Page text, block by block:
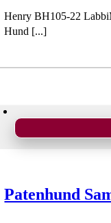
Henry BH105-22
Hund [...]
Patenhund